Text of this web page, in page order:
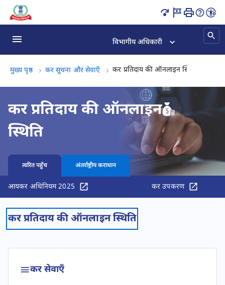
इनकम टैक्स रिफंड स्टेटस चेक करें पृष्ठ लोड हो गया
विभागीय अधिकारी
मुख्य पृष्ठ कर सूचना और सेवाएँ कर प्रतिदाय की ऑनलाइन स्थिति
कर प्रतिदाय की ऑनलाइन
स्थिति
त्वरित पहुँच अंतर्राष्ट्रीय कराधान
आयकर अधिनियम 2025 कर उपकरण
कर प्रतिदाय की ऑनलाइन स्थिति
कर सेवाएँ